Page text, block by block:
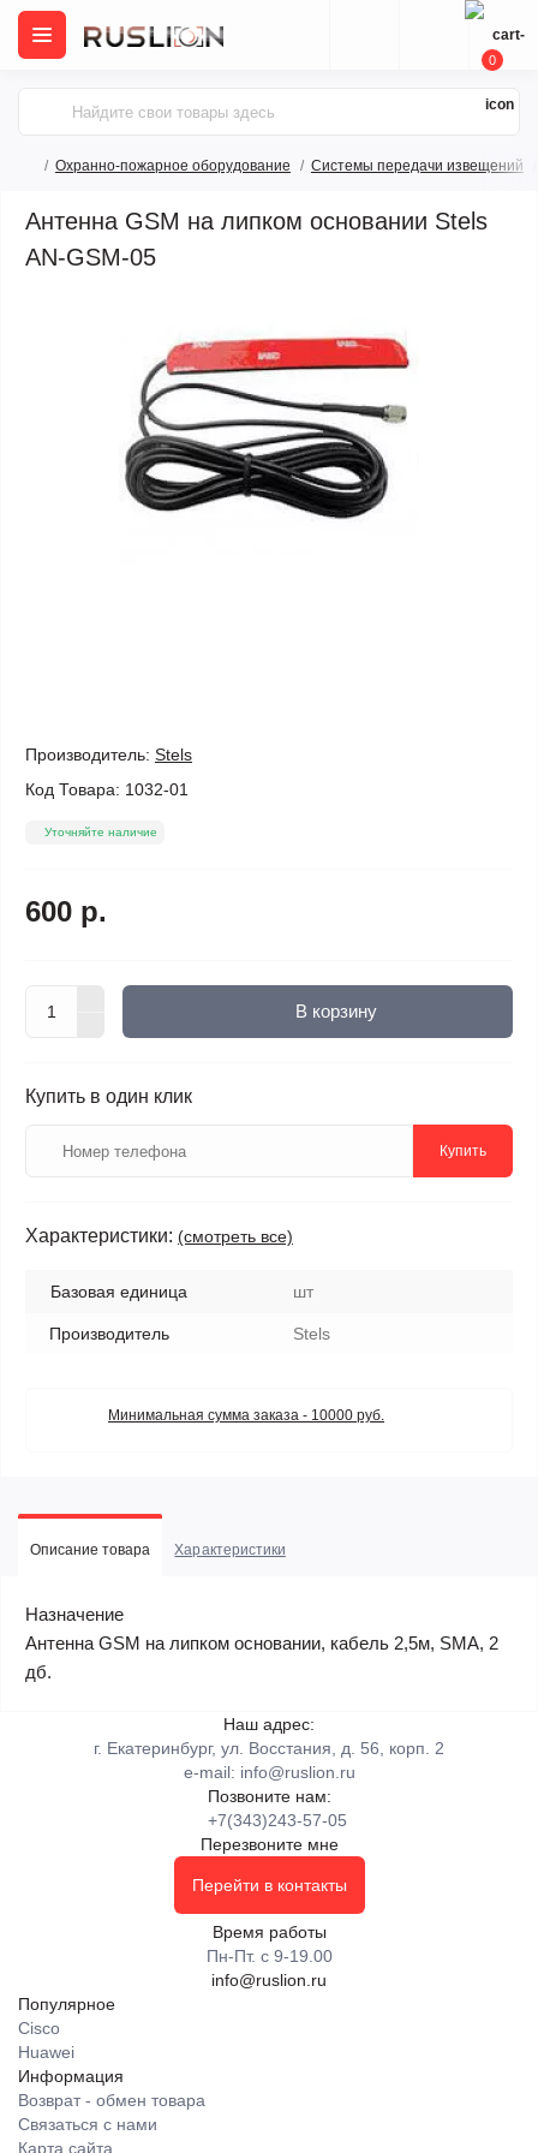
0
Охранно-пожарное оборудование Системы передачи извещений
Антенна GSM на липком основании Stels
AN-GSM-05
Производитель: Stels
Код Товара: 1032-01
Уточняйте наличие
600 р.
В корзину
Купить в один клик
Купить
Характеристики: (смотреть все)
Базовая единица шт
Производитель Stels
Минимальная сумма заказа - 10000 руб.
Описание товара Характеристики
Назначение
Антенна GSM на липком основании, кабель 2,5м, SMA, 2
дб.
Наш адрес:
г. Екатеринбург, ул. Восстания, д. 56, корп. 2
e-mail: info@ruslion.ru
Позвоните нам:
+7(343)243-57-05
Перезвоните мне
Перейти в контакты
Время работы
Пн-Пт. с 9-19.00
info@ruslion.ru
Популярное
Cisco
Huawei
Информация
Возврат - обмен товара
Связаться с нами
Карта сайта